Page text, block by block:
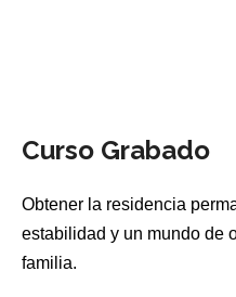
Curso Grabado
Obtener la residencia
estabilidad y un mundo de
familia.